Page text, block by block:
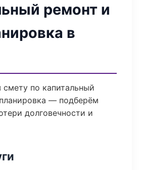
ремонт и
в
по капитальный
— подберём
долговечности и